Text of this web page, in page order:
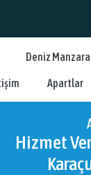
Deniz
Apartlar
Hizmet